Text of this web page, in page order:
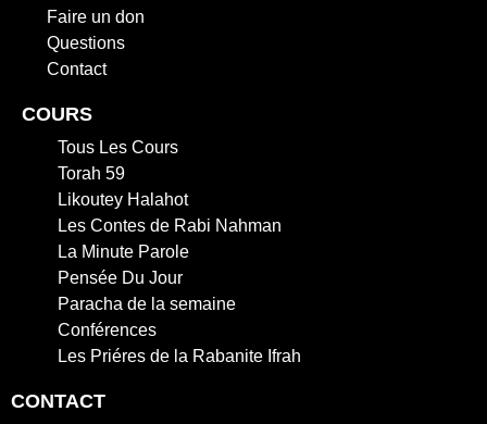
Faire un don
Questions
Contact
COURS
Tous Les Cours
Torah 59
Likoutey Halahot
Les Contes de Rabi Nahman
La Minute Parole
Pensée Du Jour
Paracha de la semaine
Conférences
Les Priéres de la Rabanite Ifrah
CONTACT